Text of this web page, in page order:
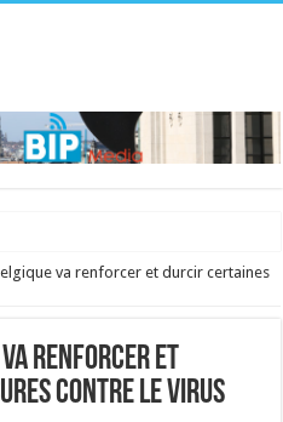
va renforcer et durcir certaines
va renforcer et
contre le virus